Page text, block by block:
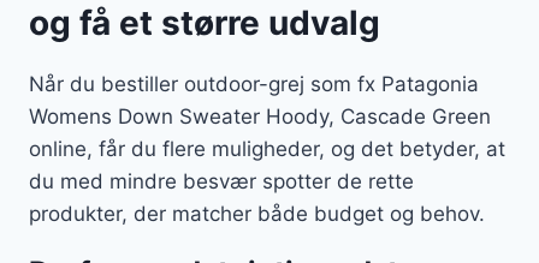
og få et større udvalg
Når du bestiller outdoor-grej som fx Patagonia
Womens Down Sweater Hoody, Cascade Green
online, får du flere muligheder, og det betyder, at
du med mindre besvær spotter de rette
produkter, der matcher både budget og behov.